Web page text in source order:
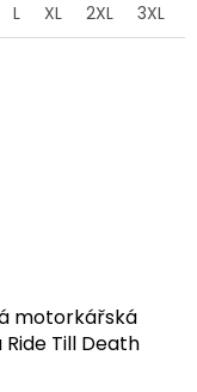
L XL 2XL 3XL
motorkářská
Ride Till Death